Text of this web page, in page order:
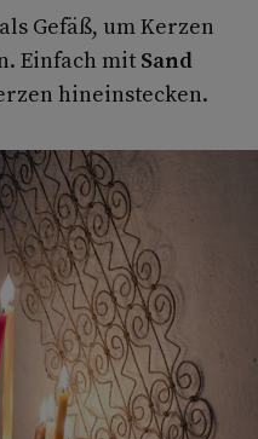
Gefäß, um Kerzen
Einfach mit Sand
hineinstecken.